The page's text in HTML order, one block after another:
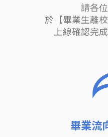
請各
於【畢業生離
上線確認完
畢業流